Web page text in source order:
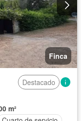
Finca
Destacado
m²